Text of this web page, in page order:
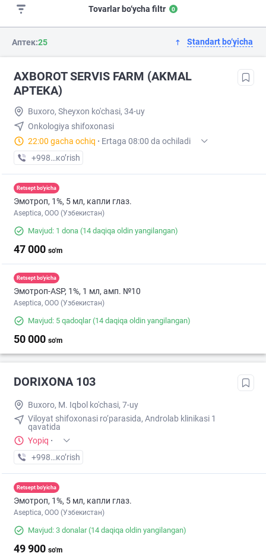
Tovarlar bo‘ycha filtr 0
Аптек:25 Standart bo‘yicha
AXBOROT SERVIS FARM (AKMAL
APTEKA)
Buxoro, Sheyxon ko'chasi, 34-uy
Onkologiya shifoxonasi
22:00 gacha ochiq · Ertaga 08:00 da ochiladi
+998 (99) XXX-XX-XX
кo’rish
Retsept bo'yicha
Эмотроп, 1%, 5 мл, капли глаз.
Aseptica, ООО (Узбекистан)
Mavjud: 1 dona (14 daqiqa oldin yangilangan)
47 000 so'm
Retsept bo'yicha
Эмотроп-ASР, 1%, 1 мл, амп. №10
Aseptica, ООО (Узбекистан)
Mavjud: 5 qadoqlar(14 daqiqa oldin yangilangan)
50 000 so'm
DORIXONA 103
Buxoro, M. Iqbol ko'chasi, 7-uy
Viloyat shifoxonasi ro‘parasida, Androlab klinikasi 1
qavatida
Yopiq ·
+998 (95) XXX-XX-XX
кo’rish
Retsept bo'yicha
Эмотроп, 1%, 5 мл, капли глаз.
Aseptica, ООО (Узбекистан)
Mavjud: 3 donalar(14 daqiqa oldin yangilangan)
49 900 so'm